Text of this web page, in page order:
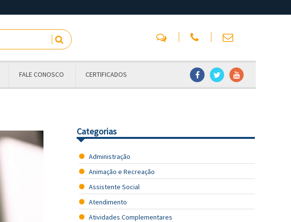
FALE CONOSCO CERTIFICADOS
Categorias
Administração
Animação e Recreação
Assistente Social
Atendimento
Atividades Complementares